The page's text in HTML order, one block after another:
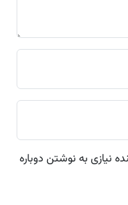
نیازی به نوشتن دوباره